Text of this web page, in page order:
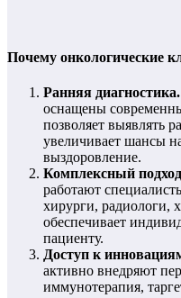
Почему онкологические
Ранняя диагностика.
оснащены
позволяет выявлять
увеличивает шансы
выздоровление.
Комплексный
работают
хирурги, радиологи,
обеспечивает
пациенту.
Доступ к
активно внедряют
иммунотерапия,